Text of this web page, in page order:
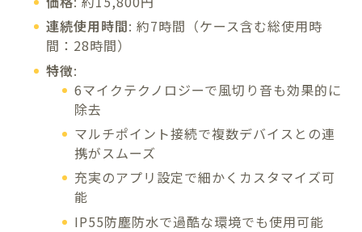
連続使用時間: 約7時間（ケース含む総使用時
間：28時間）
特徴:
6マイクテクノロジーで風切り音も効果的に
除去
マルチポイント接続で複数デバイスとの連
携がスムーズ
充実のアプリ設定で細かくカスタマイズ可
能
IP55防塵防水で過酷な環境でも使用可能